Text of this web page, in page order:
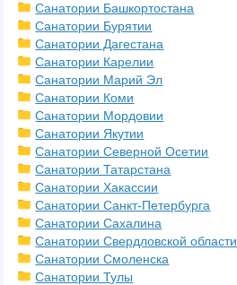
Санатории Башкортостана
Санатории Бурятии
Санатории Дагестана
Санатории Карелии
Санатории Марий Эл
Санатории Коми
Санатории Мордовии
Санатории Якутии
Санатории Северной Осетии
Санатории Татарстана
Санатории Хакассии
Санатории Санкт-Петербурга
Санатории Сахалина
Санатории Свердловской области
Санатории Смоленска
Санатории Тулы